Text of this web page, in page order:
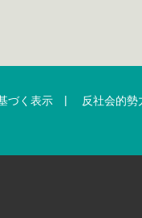
づく表示 | 反社会的